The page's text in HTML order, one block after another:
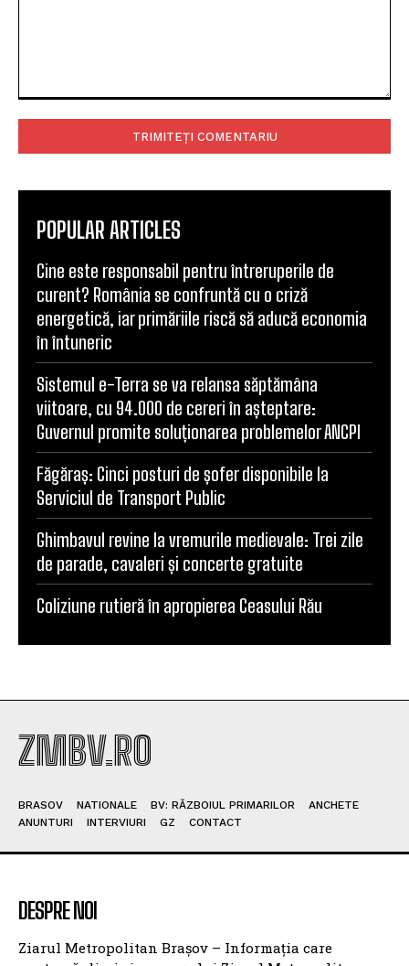
POPULAR ARTICLES
Cine este responsabil pentru întreruperile de
curent? România se confruntă cu o criză
energetică, iar primăriile riscă să aducă economia
în întuneric
Sistemul e-Terra se va relansa săptămâna
viitoare, cu 94.000 de cereri în așteptare:
Guvernul promite soluționarea problemelor ANCPI
Făgăraș: Cinci posturi de șofer disponibile la
Serviciul de Transport Public
Ghimbavul revine la vremurile medievale: Trei zile
de parade, cavaleri și concerte gratuite
Coliziune rutieră în apropierea Ceasului Rău
ZMBV.RO
BRASOV NATIONALE BV: RĂZBOIUL PRIMARILOR
ANCHETE
ANUNTURI
INTERVIURI GZ CONTACT
DESPRE NOI
Ziarul Metropolitan Brașov – Informația care